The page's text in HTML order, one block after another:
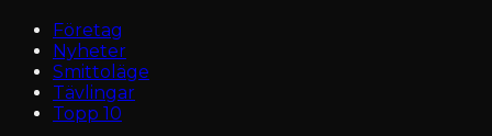
Företag
Nyheter
Smittoläge
Tävlingar
Topp 10